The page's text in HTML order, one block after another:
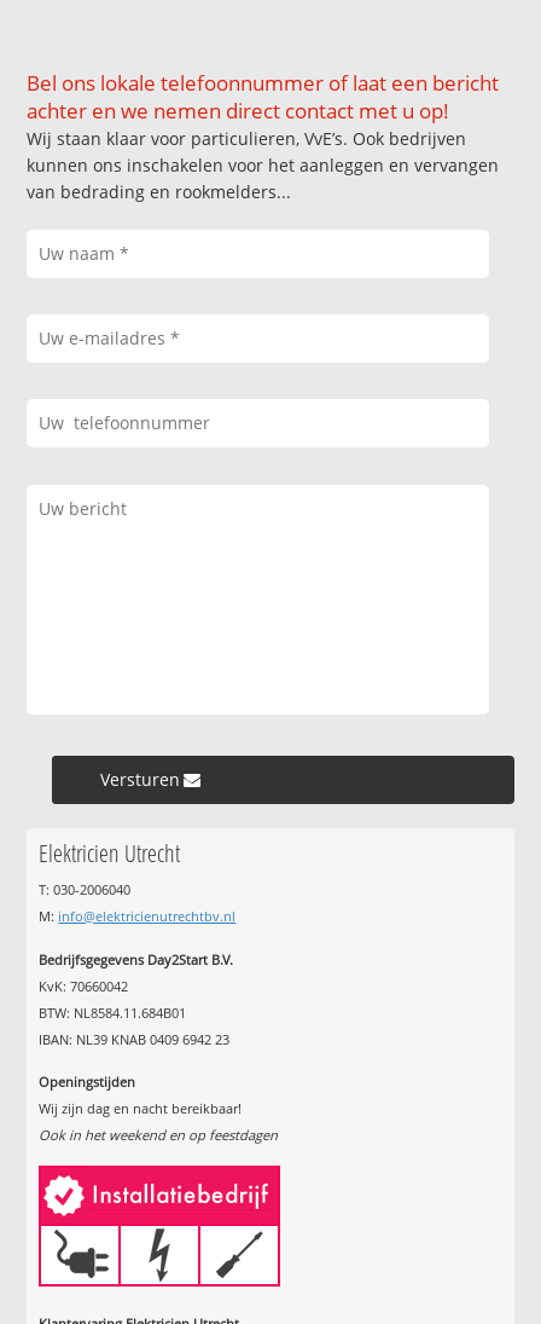
Bel ons lokale telefoonnummer of laat een bericht
achter en we nemen direct contact met u op!
Wij staan klaar voor particulieren, VvE’s. Ook bedrijven
kunnen ons inschakelen voor het aanleggen en vervangen
van bedrading en rookmelders...
Versturen »
Elektricien Utrecht
T: 030-2006040
M: info@elektricienutrechtbv.nl
Bedrijfsgegevens Day2Start B.V.
KvK: 70660042
BTW: NL8584.11.684B01
IBAN: NL39 KNAB 0409 6942 23
Openingstijden
Wij zijn dag en nacht bereikbaar!
Ook in het weekend en op feestdagen